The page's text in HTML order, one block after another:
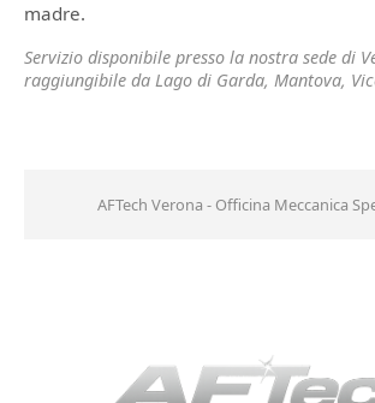
madre.
Servizio disponibile presso la nostra sede di
raggiungibile da Lago di Garda, Mantova,
AFTech Verona - Officina Meccanica